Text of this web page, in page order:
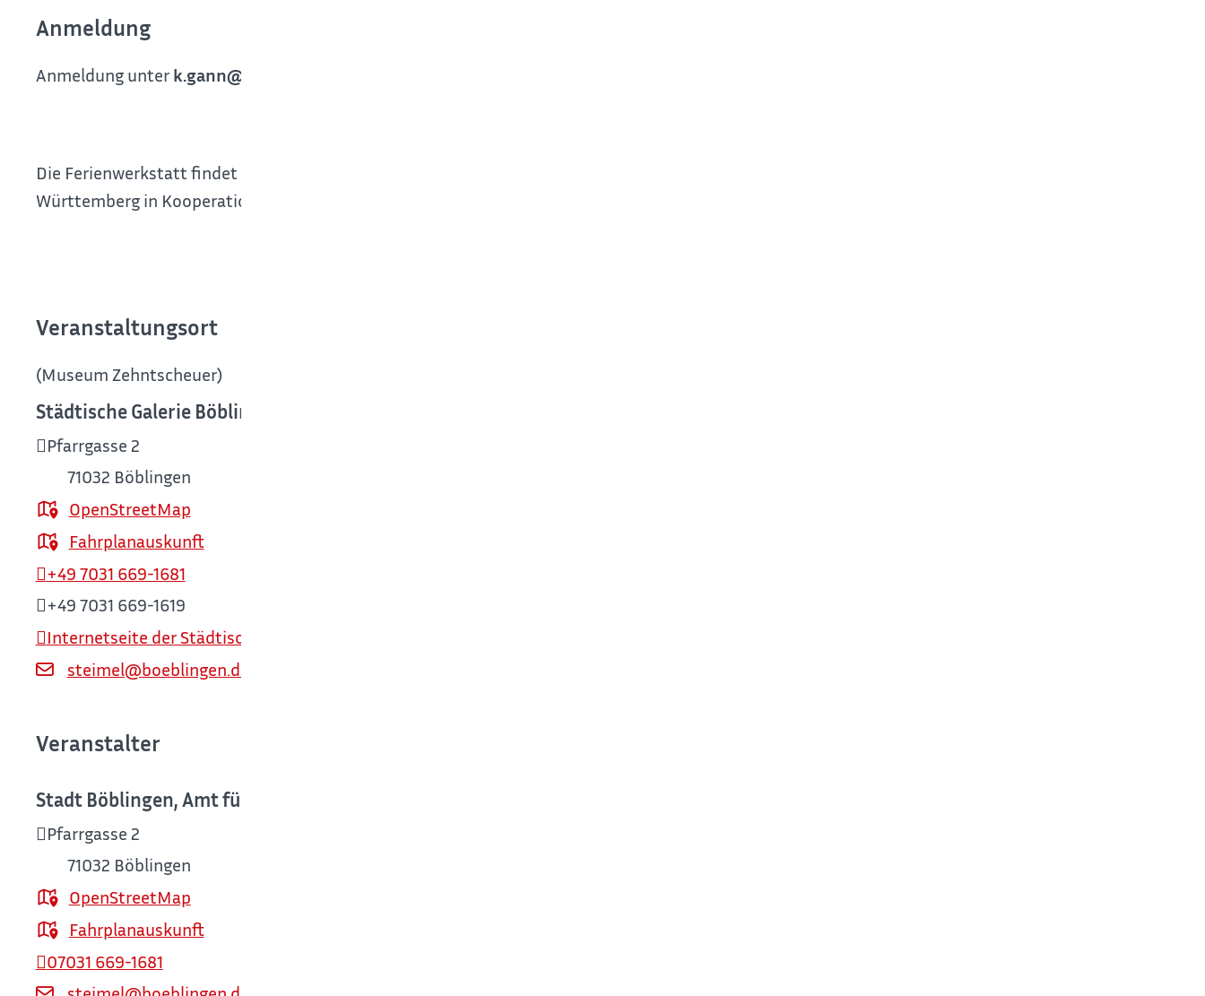
Anmeldung
Anmeldung unter k.gann@boeblingen.de
Die Ferienwerkstatt findet im Rahmen von Kinder & Kultur statt - einem Programm der Stiftung Kinderland Baden-
Württemberg in Kooperation mit dem Deutschen Kinderhilfswerk. Wir danken für die Förderung.
Veranstaltungsort
(Museum Zehntscheuer)
Städtische Galerie Böblingen
Pfarrgasse 2
71032 Böblingen
OpenStreetMap
Fahrplanauskunft
Internetseite der Städtischen Galerie Böblingen
steimel@boeblingen.de
+49 7031 669-1681
+49 7031 669-1619
Veranstalter
Stadt Böblingen, Amt für Kultur / Städtische Galerie
Pfarrgasse 2
71032 Böblingen
OpenStreetMap
Fahrplanauskunft
07031 669-1681